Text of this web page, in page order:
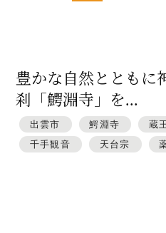
お問い合わ
豊かな自然とともに
刹「鰐淵寺」を...
出雲市 鰐淵寺 蔵
千手観音
天台宗